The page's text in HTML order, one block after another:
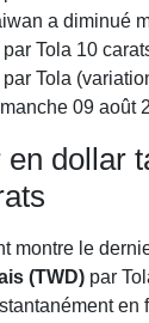
a diminué
Tola 10
Tola
09 août
en dollar
montre le
(TWD) par
en